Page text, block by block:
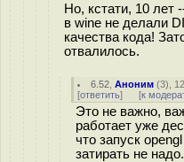
Но, кстати, 10 лет
в wine не делали
качества кода!
отвалилось.
6.52 ,Аноним (3),
[ответить] [к
Это не важно,
работает уже
что запуск
затирать не надо.